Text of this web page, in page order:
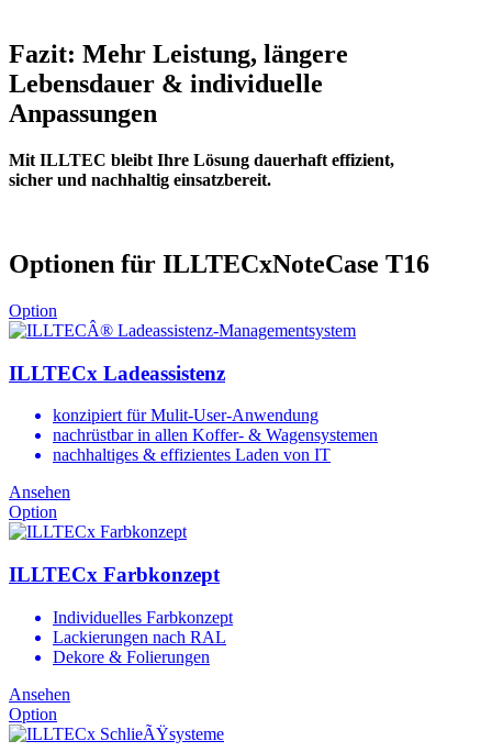
Fazit: Mehr Leistung, längere
Lebensdauer & individuelle
Anpassungen
Mit ILLTEC bleibt Ihre Lösung dauerhaft effizient,
sicher und nachhaltig einsatzbereit.
Optionen für ILLTECxNoteCase T16
Option
ILLTECx Ladeassistenz
konzipiert für Mulit-User-Anwendung
nachrüstbar in allen Koffer- & Wagensystemen
nachhaltiges & effizientes Laden von IT
Ansehen
Option
ILLTECx Farbkonzept
Individuelles Farbkonzept
Lackierungen nach RAL
Dekore & Folierungen
Ansehen
Option